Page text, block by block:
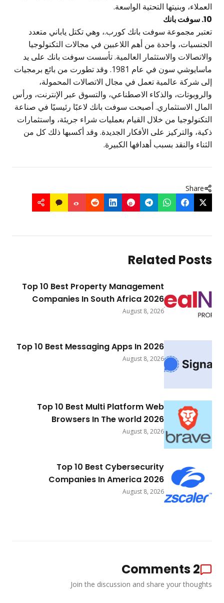
وبنيتها التحتية الواسعة.
مجموعة سوفت بانك كورب.، وهي تكتل ياباني متعدد
واحدة من أهم اللاعبين في مجالات التكنولوجيا
والاستثمار العالمية. تأسست سوفت بانك على يد
ماسايوشي سون في عام 1981. وقد تطورت من بائع برمجيات
شركة عالمية تعمل في مجال الاتصالات المحمولة،
والذكاء الاصطناعي، والتسوق عبر الإنترنت، ورأس
الاستثماري. أصبحت سوفت بانك لاعبًا رئيسيًا في صناعة
من خلال القيام بعمليات شراء جريئة، واستثمارات
والتركيز على الأفكار الجديدة. وقد أكسبها ذلك كل من
والنقد بسبب أهدافها الكبيرة.
Share
Related
Top 10 Best Property Management
Companies In South Africa 2026
August 8, 2026
Top 10 Best Messaging Apps In 2026
August 8, 2026
Top 10 Best Multi Platform Web
Browsers In The world 2026
August 8, 2026
Top 10 Best Cybersecurity
Companies In America 2026
August 8, 2026
2
Comments
Join the discussion and share your